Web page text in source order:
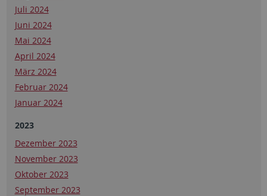
Juli 2024
Juni 2024
Mai 2024
April 2024
März 2024
Februar 2024
Januar 2024
2023
Dezember 2023
November 2023
Oktober 2023
September 2023